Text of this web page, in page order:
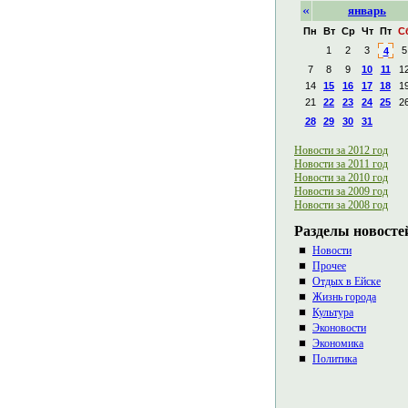
« январь
Пн Вт Ср Чт Пт
1
2 3 4 5
7
8 9 10 11
14
15 16 17 18
21
22 23 24 25
28
29 30 31
Новости за 2012 год
Новости за 2011 год
Новости за 2010 год
Новости за 2009 год
Новости за 2008 год
Разделы
Новости
Прочее
Отдых в Ейске
Жизнь города
Культура
Эконовости
Экономика
Политика